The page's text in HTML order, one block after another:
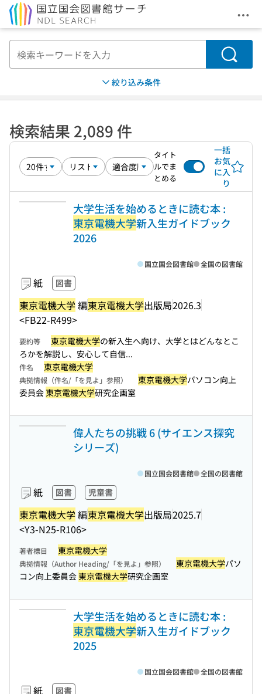
メ
検索
絞り込み条件
検索結果 2,089 件
タイト
ルでま
とめる
一括
お気
に入
り
大学生活を始めるときに読む本 :
東京電機大学新入生ガイドブック
2026
紙 図書
東京電機大学 編東京電機大学出版局2026.3
<FB22-R499>
国立国会図書館 全国の図書館
要約等 東京電機大学の新入生へ向け、大学とはどんなとこ
ろかを解説し、安心して自信...
件名 東京電機大学
典拠情報（件名/「を見よ」参照） 東京電機大学パソコン向上
委員会 東京電機大学研究企画室
偉人たちの挑戦 6 (サイエンス探究
シリーズ)
紙 図書 児童書
東京電機大学 編東京電機大学出版局2025.7
<Y3-N25-R106>
国立国会図書館 全国の図書館
著者標目 東京電機大学
典拠情報（Author Heading/「を見よ」参照） 東京電機大学パソ
コン向上委員会 東京電機大学研究企画室
大学生活を始めるときに読む本 :
東京電機大学新入生ガイドブック
2025
紙 図書
国立国会図書館 全国の図書館